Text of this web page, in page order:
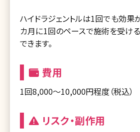
ハイドラジェントルは1回でも効果
カ月に1回のペースで施術を受け
できます。
費用
1回8,000～10,000円程度（税込）
リスク・副作用